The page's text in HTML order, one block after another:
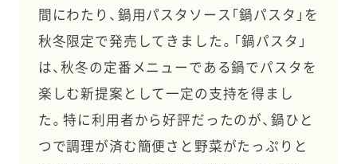
間にわたり、鍋用パスタソース「鍋パスタ」を
秋冬限定で発売してきました。「鍋パスタ」
は、秋冬の定番メニューである鍋でパスタを
楽しむ新提案として一定の支持を得まし
た。特に利用者から好評だったのが、鍋ひと
つで調理が済む簡便さと野菜がたっぷりと